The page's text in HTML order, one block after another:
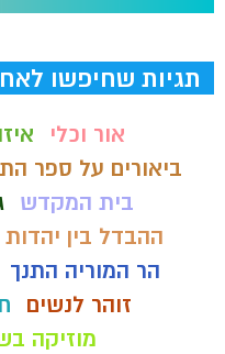
תגיות שחיפשו
אור וכלי
ביאורים על ספר
בית המקדש
ההבדל בין
הר המוריה התנך
זוהר לנשים
מוזיקה